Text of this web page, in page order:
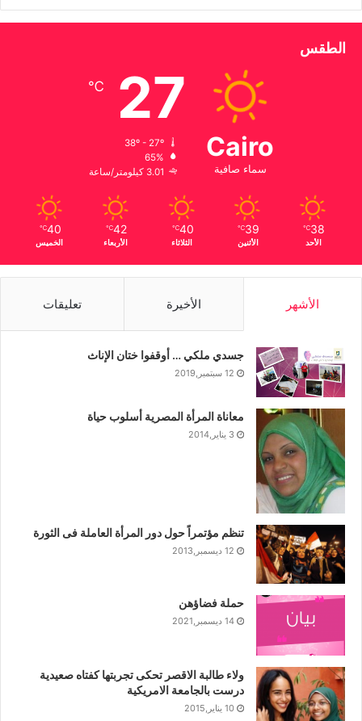
الطقس
Cairo
سماء صافية
27
℃
65%
3.01 كيلومتر/ساعة
38
℃
الأحد
39
℃
الأثنين
40
℃
الثلاثاء
42
℃
الأربعاء
40
℃
الخميس
الأشهر الأخيرة تعليقات
جسدي ملكي … أوقفوا ختان الإناث
12 سبتمبر,2019
معاناة المرأة المصرية أسلوب حياة
3 يناير,2014
تنظم مؤتمراً حول دور المرأة العاملة فى الثورة
12 ديسمبر,2013
حملة فضاؤهن
14 ديسمبر,2021
ولاء طالبة الاقصر تحكى تجربتها كفتاه صعيدية
درست بالجامعة الامريكية
10 يناير,2015